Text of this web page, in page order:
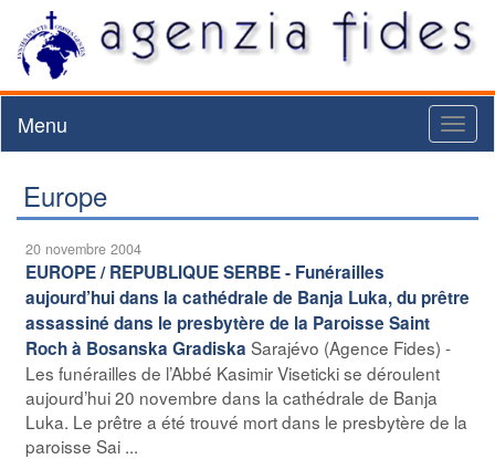
Menu
Europe
20 novembre 2004
EUROPE / REPUBLIQUE SERBE - Funérailles
aujourd’hui dans la cathédrale de Banja Luka, du prêtre
assassiné dans le presbytère de la Paroisse Saint
Roch à Bosanska Gradiska Sarajévo (Agence Fides) -
Les funérailles de l’Abbé Kasimir Viseticki se déroulent
aujourd’hui 20 novembre dans la cathédrale de Banja
Luka. Le prêtre a été trouvé mort dans le presbytère de la
paroisse Sai ...